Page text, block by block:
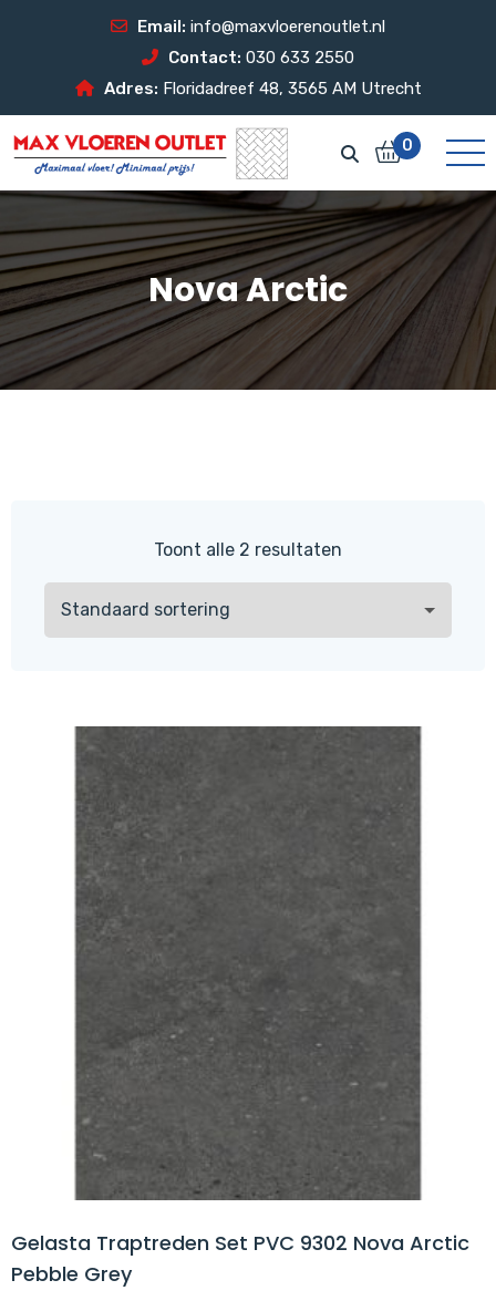
Email: info@maxvloerenoutlet.nl
Contact: 030 633 2550
Adres: Floridadreef 48, 3565 AM Utrecht
0
Nova Arctic
Toont alle 2 resultaten
Gelasta Traptreden Set PVC 9302 Nova Arctic
Pebble Grey